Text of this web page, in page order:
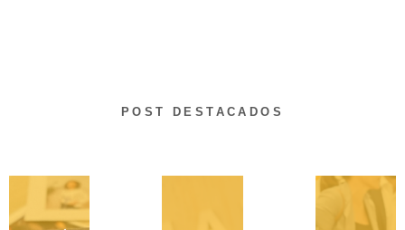
POST DESTACADOS